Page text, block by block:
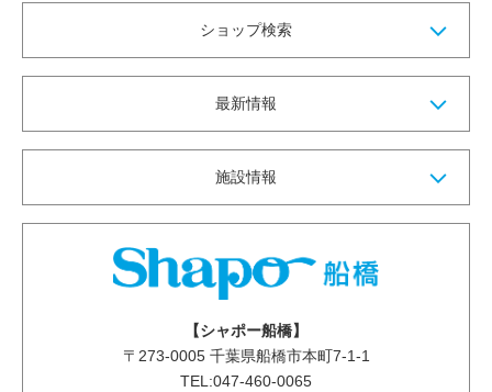
ショップ検索
最新情報
施設情報
【シャポー船橋】
〒 273-0005千葉県船橋市本町7-1-1
TEL:047-460-0065